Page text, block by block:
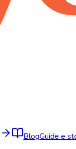
BlogGuide e